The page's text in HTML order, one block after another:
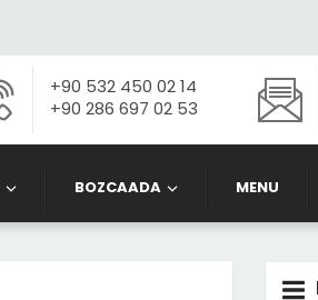
+90 532 450 02 14
+90 286 697 02 53
BOZCAADA MENU